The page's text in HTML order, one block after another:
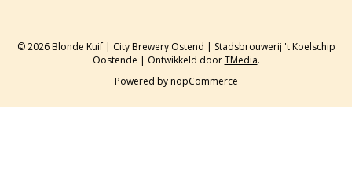
© 2026 Blonde Kuif | City Brewery Ostend | Stadsbrouwerij 't Koelschip
Oostende | Ontwikkeld doorTMedia.
Powered bynopCommerce